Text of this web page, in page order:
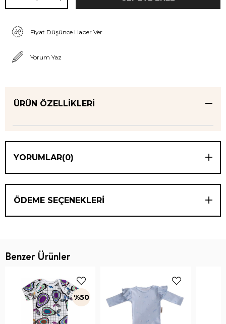
Fiyat Düşünce Haber Ver
Yorum Yaz
ÜRÜN ÖZELLIKLERI
YORUMLAR(0)
ÖDEME SEÇENEKLERI
Benzer Ürünler
%50